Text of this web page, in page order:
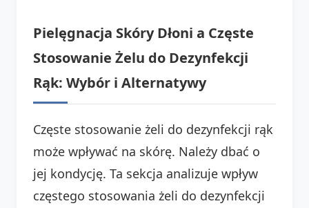
Pielęgnacja Skóry Dłoni a Częste
Stosowanie Żelu do Dezynfekcji
Rąk: Wybór i Alternatywy
Częste stosowanie żeli do dezynfekcji rąk
może wpływać na skórę. Należy dbać o
jej kondycję. Ta sekcja analizuje wpływ
częstego stosowania żeli do dezynfekcji